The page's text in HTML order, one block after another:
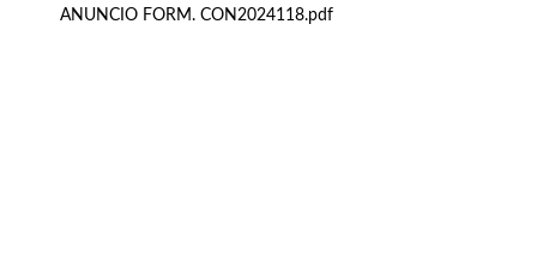
ANUNCIO FORM. CON2024118.pdf